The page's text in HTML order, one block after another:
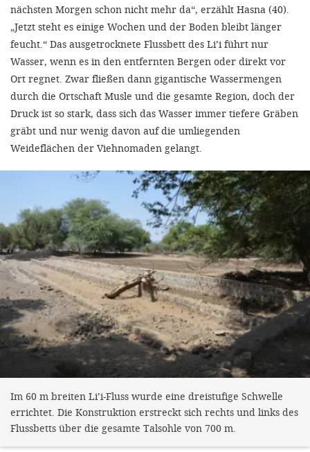
nächsten Morgen schon nicht mehr da“, erzählt Hasna (40).
„Jetzt steht es einige Wochen und der Boden bleibt länger
feucht.“ Das ausgetrocknete Flussbett des Li’i führt nur
Wasser, wenn es in den entfernten Bergen oder direkt vor
Ort regnet. Zwar fließen dann gigantische Wassermengen
durch die Ortschaft Musle und die gesamte Region, doch der
Druck ist so stark, dass sich das Wasser immer tiefere Gräben
gräbt und nur wenig davon auf die umliegenden
Weideflächen der Viehnomaden gelangt.
Im 60 m breiten Li’i-Fluss wurde eine dreistufige Schwelle
errichtet. Die Konstruktion erstreckt sich rechts und links des
Flussbetts über die gesamte Talsohle von 700 m.